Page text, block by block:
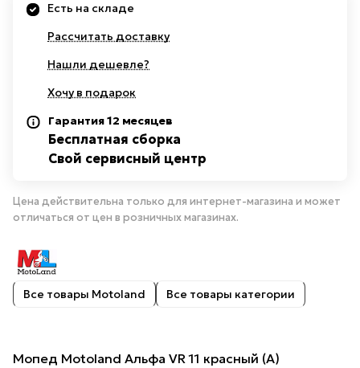
Есть на складе
Рассчитать доставку
Нашли дешевле?
Хочу в подарок
Гарантия 12 месяцев
Бесплатная сборка
Свой сервисный центр
Цена действительна только для интернет-магазина и может
отличаться от цен в розничных магазинах.
Все товары Motoland Все товары категории
Мопед Motoland Альфа VR 11 красный (А)